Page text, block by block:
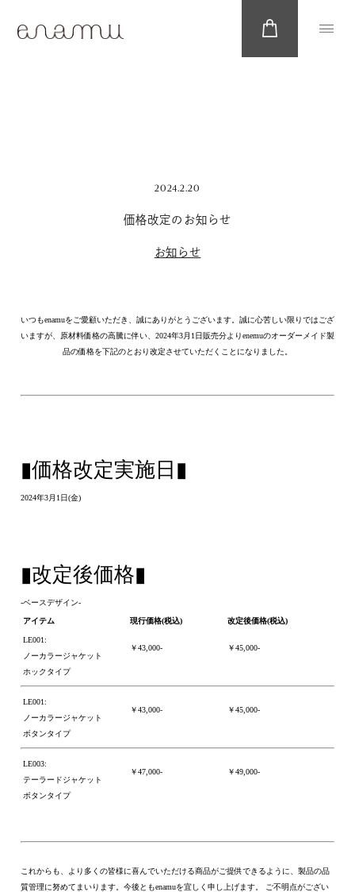
2024.2.20
価格改定のお知らせ
お知らせ
いつもenamuをご愛顧いただき、誠にありがとうございます。誠に心苦しい限りではござ
いますが、原材料価格の高騰に伴い、2024年3月1日販売分よりenemuのオーダーメイド製
品の価格を下記のとおり改定させていただくことになりました。
▮価格改定実施日▮
2024年3月1日(金)
▮改定後価格▮
-ベースデザイン-
アイテム 現行価格(税込) 改定後価格(税込)
LE001:
ノーカラージャケット
ホックタイプ
￥43,000- ￥45,000-
LE001:
ノーカラージャケット
ボタンタイプ
￥43,000- ￥45,000-
LE003:
テーラードジャケット
ボタンタイプ
￥47,000- ￥49,000-
これからも、より多くの皆様に喜んでいただける商品がご提供できるように、製品の品
質管理に努めてまいります。今後ともenamuを宜しく申し上げます。 ご不明点がござい